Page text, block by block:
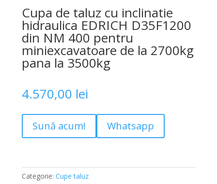
Cupa de taluz cu inclinatie
hidraulica EDRICH D35F1200
din NM 400 pentru
miniexcavatoare de la 2700kg
pana la 3500kg
4.570,00 lei
Sună acum! Whatsapp
Categorie: Cupe taluz